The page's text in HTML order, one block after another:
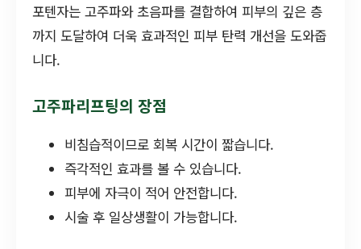
포텐자는 고주파와 초음파를 결합하여 피부의 깊은 층
까지 도달하여 더욱 효과적인 피부 탄력 개선을 도와줍
니다.
고주파리프팅의 장점
비침습적이므로 회복 시간이 짧습니다.
즉각적인 효과를 볼 수 있습니다.
피부에 자극이 적어 안전합니다.
시술 후 일상생활이 가능합니다.